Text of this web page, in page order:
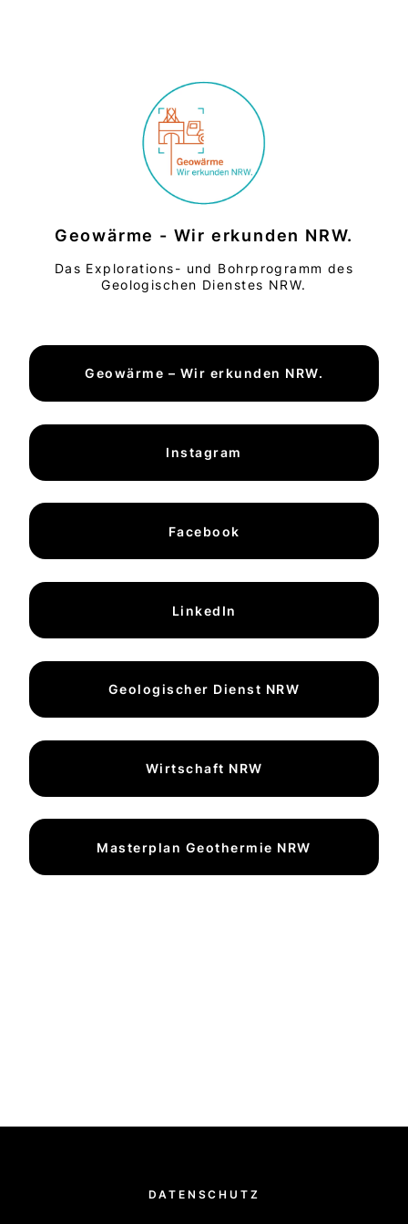
Geowärme - Wir erkunden NRW.
Das Explorations- und Bohrprogramm des
Geologischen Dienstes NRW.
Geowärme – Wir erkunden NRW.
Instagram
Facebook
LinkedIn
Geologischer Dienst NRW
Wirtschaft NRW
Masterplan Geothermie NRW
DATENSCHUTZ